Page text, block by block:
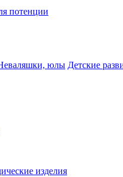
потенции
юлы Детские
изделия